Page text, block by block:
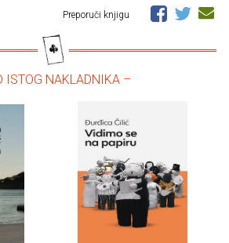
Preporuči knjigu
ISTOG NAKLADNIKA –